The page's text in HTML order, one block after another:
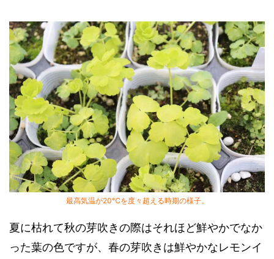
最高気温が20℃を度々超える時期の様子。
夏に枯れて秋の芽吹きの際はそれほど鮮やかでなか
った葉の色ですが、春の芽吹きは鮮やかなレモンイ